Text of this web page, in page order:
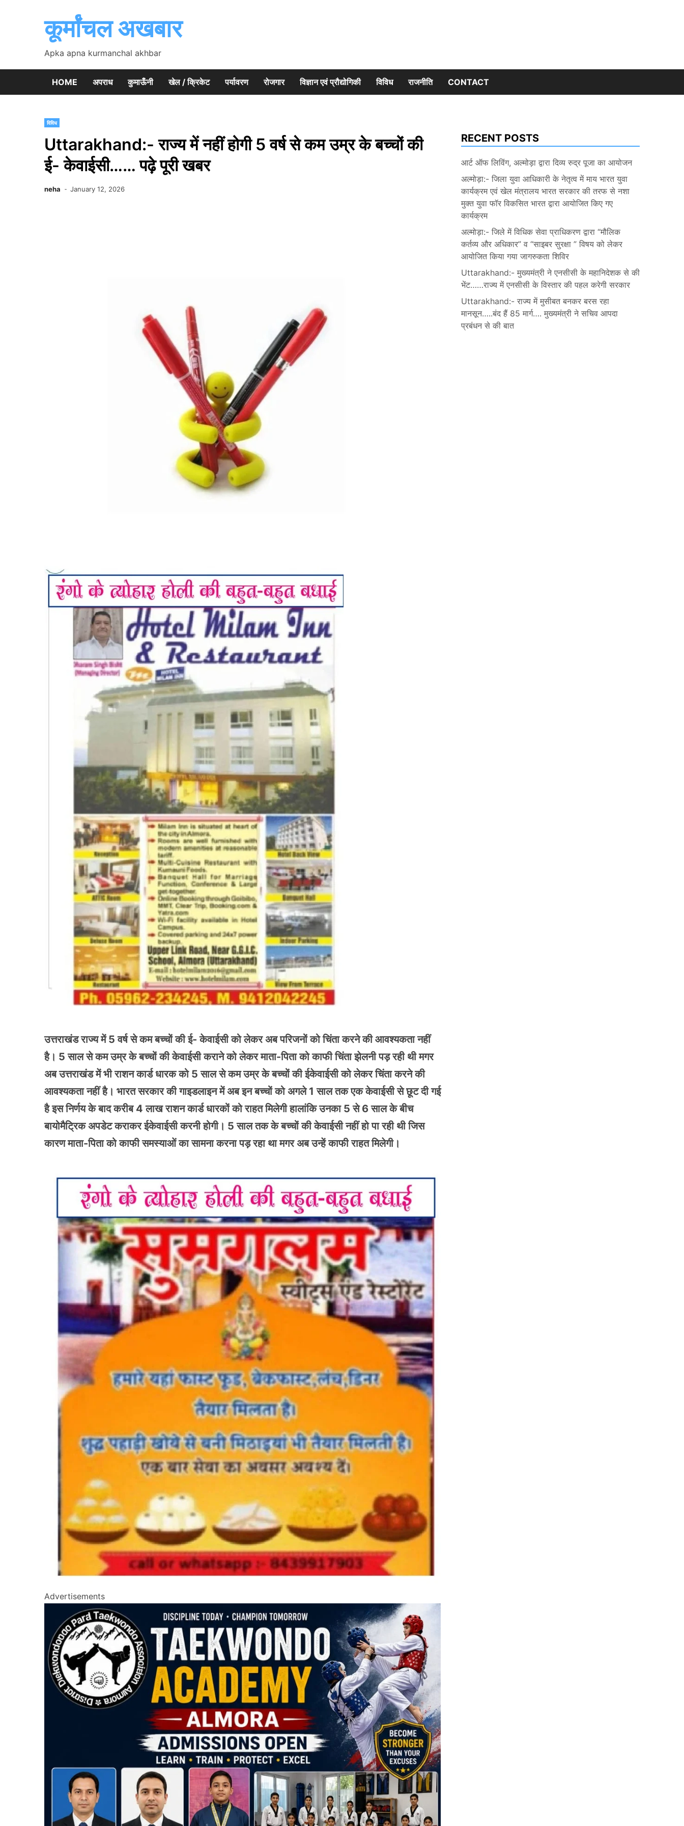
कूर्मांचल अखबार
Apka apna kurmanchal akhbar
HOME अपराध कुमाऊँनी खेल / क्रिकेट पर्यावरण रोजगार विज्ञान एवं प्रौद्योगिकी विविध राजनीति CONTACT
विविध
Uttarakhand:- राज्य में नहीं होगी 5 वर्ष से कम उम्र के बच्चों की
ई- केवाईसी…… पढ़े पूरी खबर
neha January 12, 2026
उत्तराखंड राज्य में 5 वर्ष से कम बच्चों की ई- केवाईसी को लेकर अब परिजनों को चिंता करने की आवश्यकता नहीं
है। 5 साल से कम उम्र के बच्चों की केवाईसी कराने को लेकर माता-पिता को काफी चिंता झेलनी पड़ रही थी मगर
अब उत्तराखंड में भी राशन कार्ड धारक को 5 साल से कम उम्र के बच्चों की ईकेवाईसी को लेकर चिंता करने की
आवश्यकता नहीं है। भारत सरकार की गाइडलाइन में अब इन बच्चों को अगले 1 साल तक एक केवाईसी से छूट दी गई
है इस निर्णय के बाद करीब 4 लाख राशन कार्ड धारकों को राहत मिलेगी हालांकि उनका 5 से 6 साल के बीच
बायोमैट्रिक अपडेट कराकर ईकेवाईसी करनी होगी। 5 साल तक के बच्चों की केवाईसी नहीं हो पा रही थी जिस
कारण माता-पिता को काफी समस्याओं का सामना करना पड़ रहा था मगर अब उन्हें काफी राहत मिलेगी।
Advertisements
RECENT POSTS
आर्ट ऑफ लिविंग, अल्मोड़ा द्वारा दिव्य रुद्र पूजा का आयोजन
अल्मोड़ा:- जिला युवा आधिकारी के नेतृत्व में माय भारत युवा
कार्यक्रम एवं खेल मंत्रालय भारत सरकार की तरफ से नशा
मुक्त युवा फॉर विकसित भारत द्वारा आयोजित किए गए
कार्यक्रम
अल्मोड़ा:- जिले में विधिक सेवा प्राधिकरण द्वारा “मौलिक
कर्तव्य और अधिकार” व “साइबर सुरक्षा ” विषय को लेकर
आयोजित किया गया जागरुकता शिविर
Uttarakhand:- मुख्यमंत्री ने एनसीसी के महानिदेशक से की
भेंट……राज्य में एनसीसी के विस्तार की पहल करेगी सरकार
Uttarakhand:- राज्य में मुसीबत बनकर बरस रहा
मानसून…..बंद हैं 85 मार्ग…. मुख्यमंत्री ने सचिव आपदा
प्रबंधन से की बात